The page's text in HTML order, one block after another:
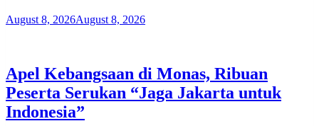
August 8, 2026August 8, 2026
Apel Kebangsaan di Monas, Ribuan
Peserta Serukan “Jaga Jakarta untuk
Indonesia”